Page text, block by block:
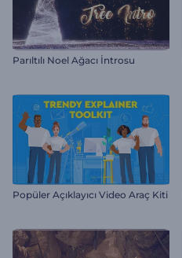
Parıltılı Noel Ağacı İntrosu
Popüler Açıklayıcı Video Araç Kiti